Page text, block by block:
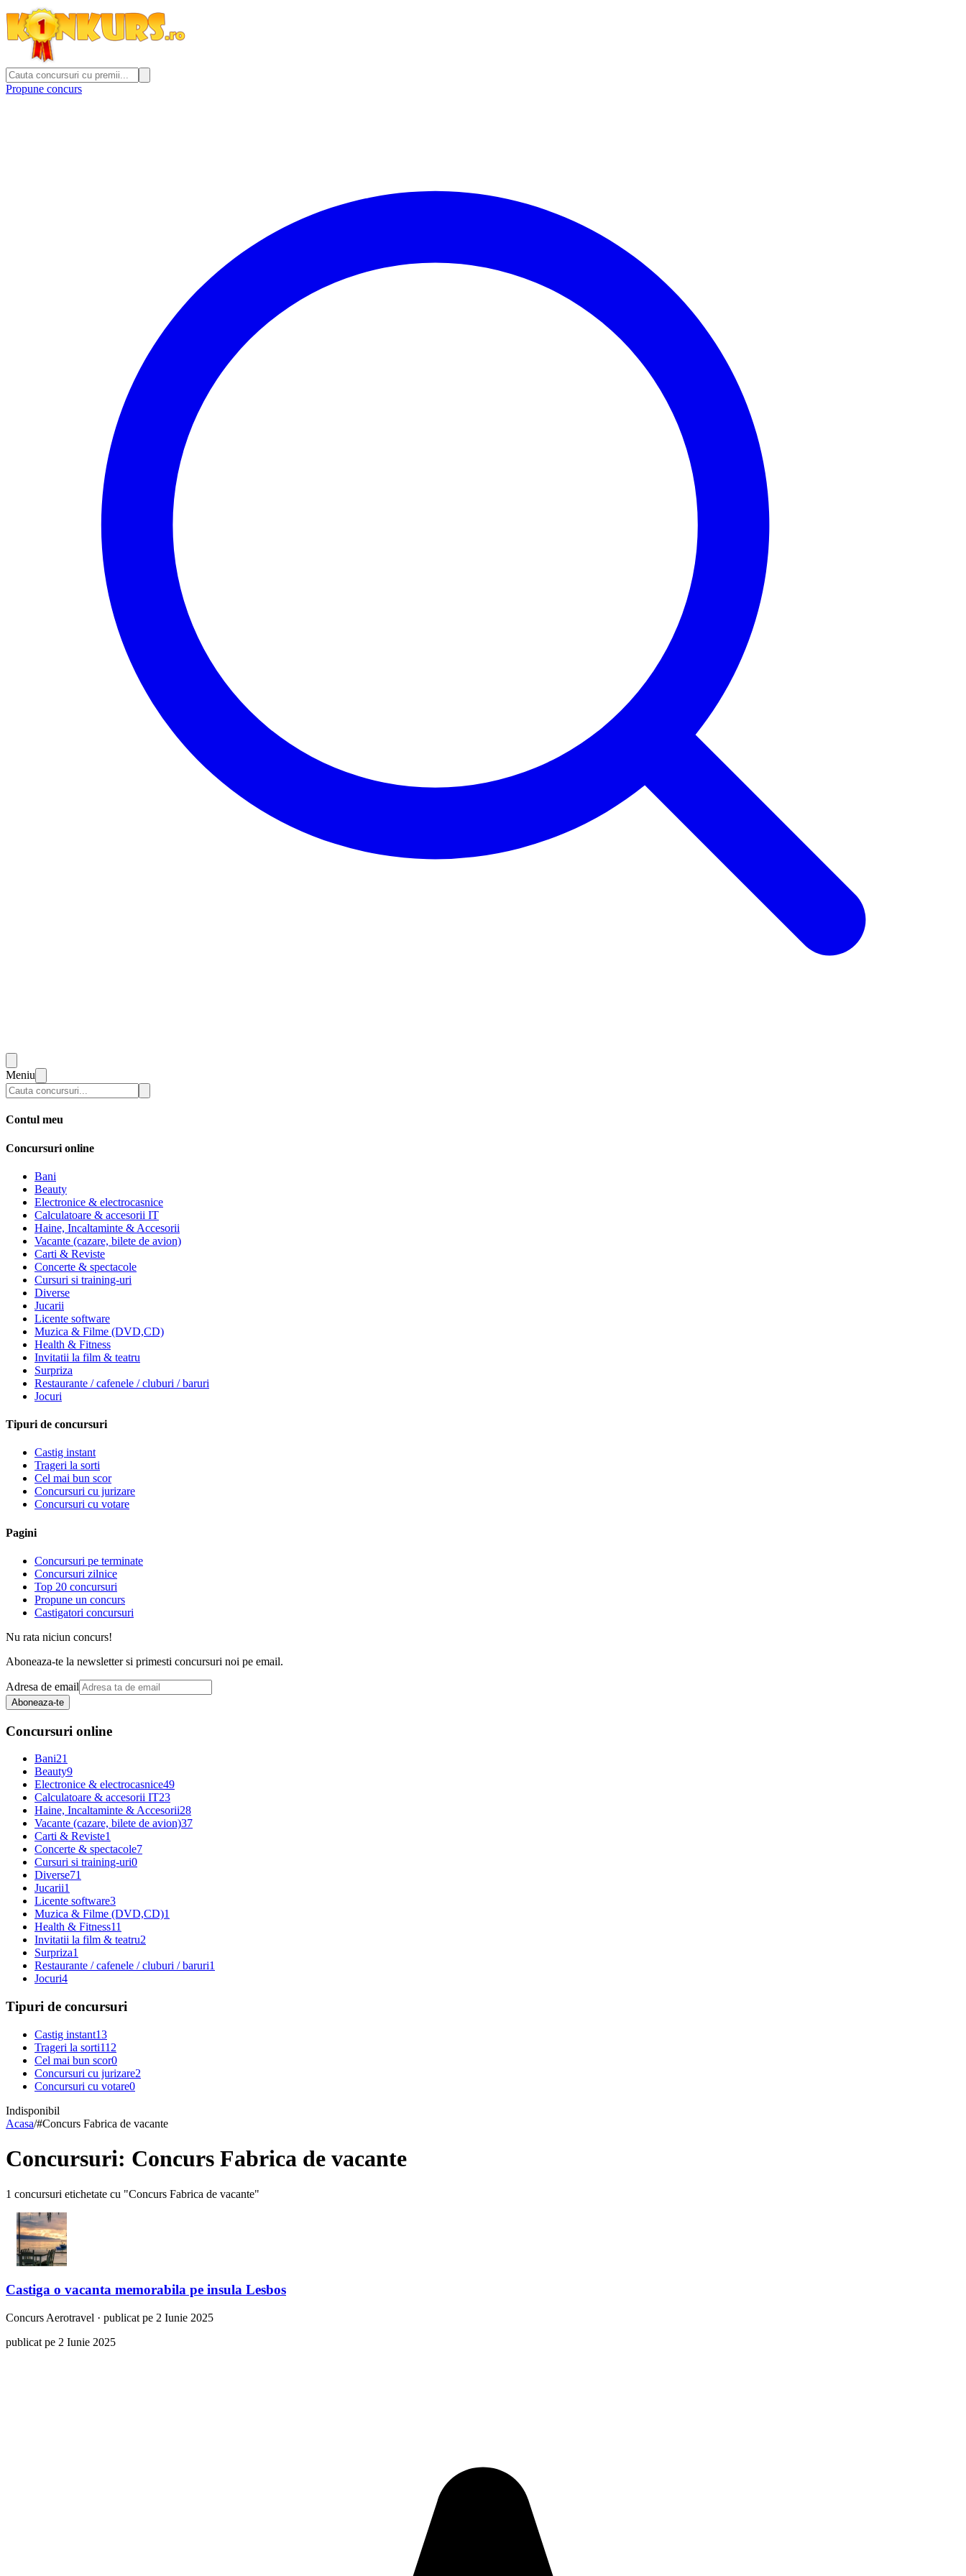
Propune concurs
Meniu
Contul meu
Concursuri online
Bani
Beauty
Electronice & electrocasnice
Calculatoare & accesorii IT
Haine, Incaltaminte & Accesorii
Vacante (cazare, bilete de avion)
Carti & Reviste
Concerte & spectacole
Cursuri si training-uri
Diverse
Jucarii
Licente software
Muzica & Filme (DVD,CD)
Health & Fitness
Invitatii la film & teatru
Surpriza
Restaurante / cafenele / cluburi / baruri
Jocuri
Tipuri de concursuri
Castig instant
Trageri la sorti
Cel mai bun scor
Concursuri cu jurizare
Concursuri cu votare
Pagini
Concursuri pe terminate
Concursuri zilnice
Top 20 concursuri
Propune un concurs
Castigatori concursuri
Nu rata niciun concurs!
Aboneaza-te la newsletter si primesti concursuri noi pe email.
Adresa de email
Aboneaza-te
Concursuri online
Bani21
Beauty9
Electronice & electrocasnice49
Calculatoare & accesorii IT23
Haine, Incaltaminte & Accesorii28
Vacante (cazare, bilete de avion)37
Carti & Reviste1
Concerte & spectacole7
Cursuri si training-uri0
Diverse71
Jucarii1
Licente software3
Muzica & Filme (DVD,CD)1
Health & Fitness11
Invitatii la film & teatru2
Surpriza1
Restaurante / cafenele / cluburi / baruri1
Jocuri4
Tipuri de concursuri
Castig instant13
Trageri la sorti112
Cel mai bun scor0
Concursuri cu jurizare2
Concursuri cu votare0
Indisponibil
Acasa/#Concurs Fabrica de vacante
Concursuri: Concurs Fabrica de vacante
1 concursuri etichetate cu "Concurs Fabrica de vacante"
Castiga o vacanta memorabila pe insula Lesbos
Concurs Aerotravel · publicat pe 2 Iunie 2025
publicat pe 2 Iunie 2025